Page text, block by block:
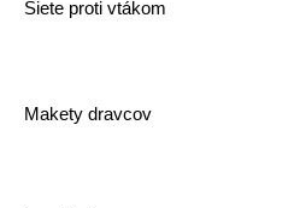
Siete proti vtákom
Makety dravcov